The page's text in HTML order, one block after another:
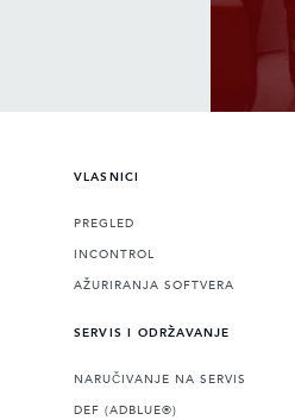
VLASNICI
PREGLED
INCONTROL
AŽURIRANJA SOFTVERA
SERVIS I ODRŽAVANJE
NARUČIVANJE NA SERVIS
DEF (ADBLUE®)